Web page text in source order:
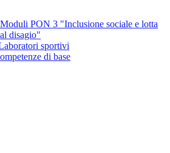
Moduli PON 3 "Inclusione sociale e lotta
al disagio"
sportivi
di base